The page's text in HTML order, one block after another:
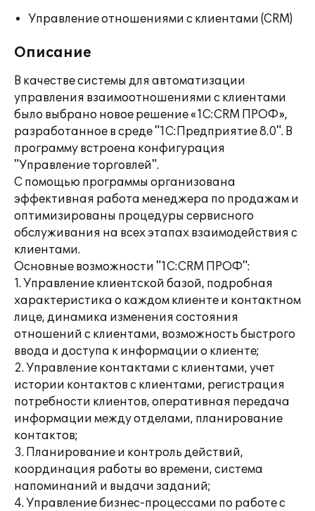
Управление отношениями с клиентами (CRM)
Описание
В качестве системы для автоматизации
управления взаимоотношениями с клиентами
было выбрано новое решение «1С:CRM ПРОФ»,
разработанное в среде "1С:Предприятие 8.0". В
программу встроена конфигурация
"Управление торговлей".
С помощью программы организована
эффективная работа менеджера по продажам и
оптимизированы процедуры сервисного
обслуживания на всех этапах взаимодействия с
клиентами.
Основные возможности "1С:CRM ПРОФ":
1. Управление клиентской базой, подробная
характеристика о каждом клиенте и контактном
лице, динамика изменения состояния
отношений с клиентами, возможность быстрого
ввода и доступа к информации о клиенте;
2. Управление контактами с клиентами, учет
истории контактов с клиентами, регистрация
потребности клиентов, оперативная передача
информации между отделами, планирование
контактов;
3. Планирование и контроль действий,
координация работы во времени, система
напоминаний и выдачи заданий;
4. Управление бизнес-процессами по работе с